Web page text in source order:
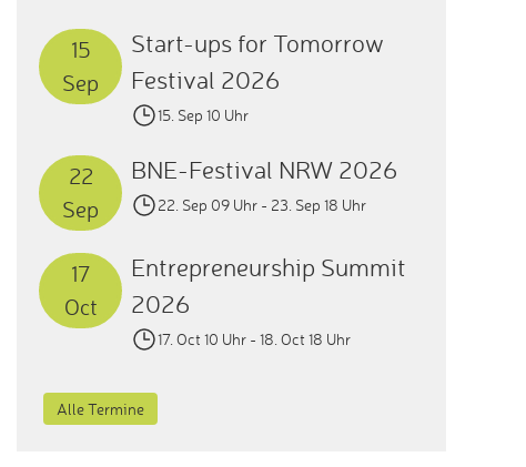
15
Sep
Start-ups for Tomorrow
Festival 2026
15. Sep 10 Uhr
22
Sep
BNE-Festival NRW 2026
22. Sep 09 Uhr - 23. Sep 18 Uhr
17
Oct
Entrepreneurship Summit
2026
17. Oct 10 Uhr - 18. Oct 18 Uhr
Alle Termine